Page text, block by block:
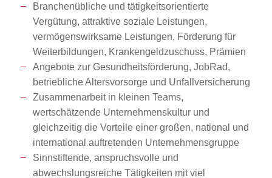
Branchenübliche und tätigkeitsorientierte
Vergütung, attraktive soziale Leistungen,
vermögenswirksame Leistungen, Förderung für
Weiterbildungen, Krankengeldzuschuss, Prämien
Angebote zur Gesundheitsförderung, JobRad,
betriebliche Altersvorsorge und Unfallversicherung
Zusammenarbeit in kleinen Teams,
wertschätzende Unternehmenskultur und
gleichzeitig die Vorteile einer großen, national und
international auftretenden Unternehmensgruppe
Sinnstiftende, anspruchsvolle und
abwechslungsreiche Tätigkeiten mit viel